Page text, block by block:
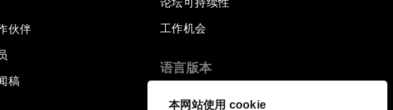
本网站使用 cookie
伙伴
稿
工作机会
语言版本